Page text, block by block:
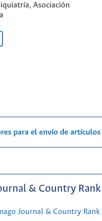
Asociación
para el envío de artículos
& Country Rank